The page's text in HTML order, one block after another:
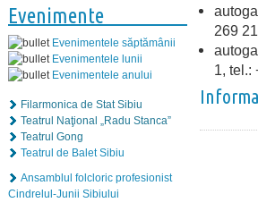
Evenimente
Evenimentele săptămânii
Evenimentele lunii
Evenimentele anului
Filarmonica de Stat Sibiu
Teatrul Naţional „Radu Stanca”
Teatrul Gong
Teatrul de Balet Sibiu
Ansamblul folcloric profesionist
Cindrelul-Junii Sibiului
269
1, tel.: